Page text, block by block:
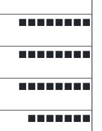
■■■■■■■■
■■■■■■■■
■■■■■■■■
■■■■■■■